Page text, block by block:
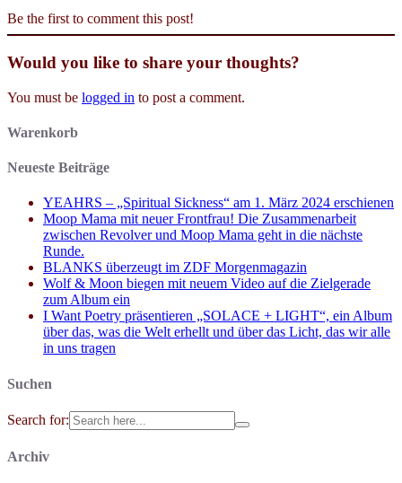
Be the first to comment this post!
Would you like to share your thoughts?
You must be logged in to post a comment.
Warenkorb
Neueste Beiträge
YEAHRS – „Spiritual Sickness“ am 1. März 2024 erschienen
Moop Mama mit neuer Frontfrau! Die Zusammenarbeit
zwischen Revolver und Moop Mama geht in die nächste
Runde.
BLANKS überzeugt im ZDF Morgenmagazin
Wolf & Moon biegen mit neuem Video auf die Zielgerade
zum Album ein
I Want Poetry präsentieren „SOLACE + LIGHT“, ein Album
über das, was die Welt erhellt und über das Licht, das wir alle
in uns tragen
Suchen
Search for:
Archiv